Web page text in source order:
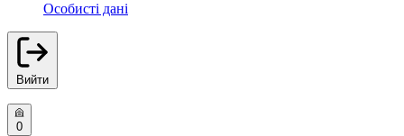
Особисті дані
Вийти
0